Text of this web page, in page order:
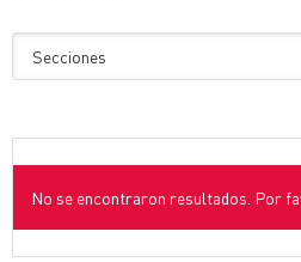
No se encontraron resultados. Por